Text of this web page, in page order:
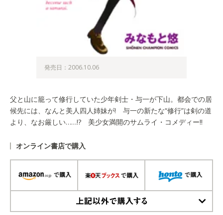
発売日：2006.10.06
父と山に籠って修行していた少年剣士・与一が下山。都会での居
候先には、なんと美人四人姉妹が! 与一の新たな“修行”は剣の道
より、なお厳しい……!? 美少女満開のサムライ・コメディー!!
オンライン書店で購入